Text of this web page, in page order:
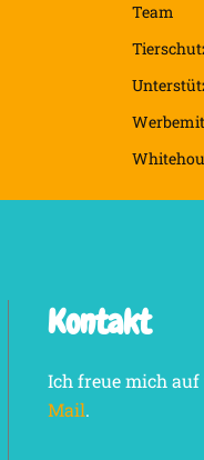
Team
Kontakt
Ich freue mich
Mail.